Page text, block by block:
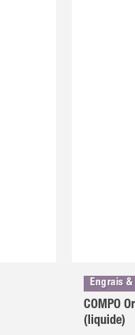
Engrais
COMPO
(liquide)